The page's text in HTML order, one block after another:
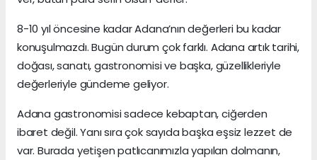
8-10 yıl öncesine kadar Adana’nın değerleri bu kadar
konuşulmazdı. Bugün durum çok farklı. Adana artık tarihi,
doğası, sanatı, gastronomisi ve başka, güzellikleriyle
değerleriyle gündeme geliyor.
Adana gastronomisi sadece kebaptan, ciğerden
ibaret değil. Yanı sıra çok sayıda başka eşsiz lezzet de
var. Burada yetişen patlıcanımızla yapılan dolmanın,